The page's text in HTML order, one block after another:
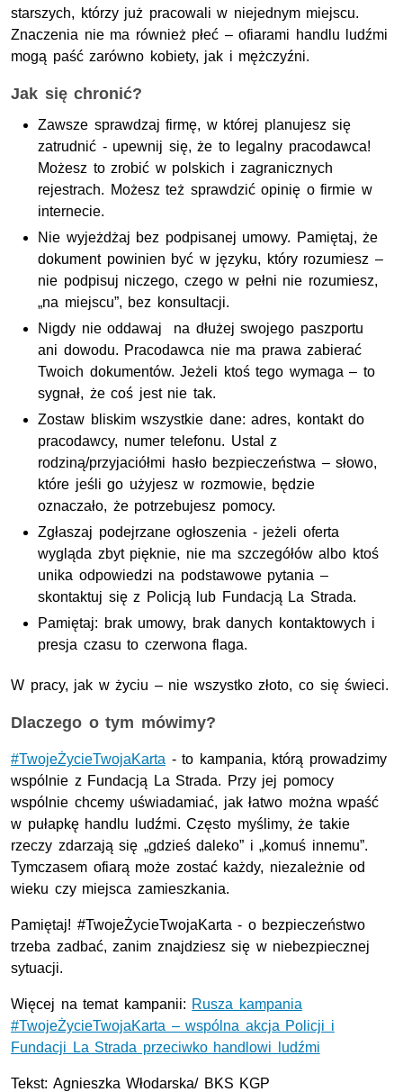
starszych, którzy już pracowali w niejednym miejscu.
Znaczenia nie ma również płeć – ofiarami handlu ludźmi
mogą paść zarówno kobiety, jak i mężczyźni.
Jak się chronić?
Zawsze sprawdzaj firmę, w której planujesz się
zatrudnić - upewnij się, że to legalny pracodawca!
Możesz to zrobić w polskich i zagranicznych
rejestrach. Możesz też sprawdzić opinię o firmie w
internecie.
Nie wyjeżdżaj bez podpisanej umowy. Pamiętaj, że
dokument powinien być w języku, który rozumiesz –
nie podpisuj niczego, czego w pełni nie rozumiesz,
„na miejscu”, bez konsultacji.
Nigdy nie oddawaj na dłużej swojego paszportu
ani dowodu. Pracodawca nie ma prawa zabierać
Twoich dokumentów. Jeżeli ktoś tego wymaga – to
sygnał, że coś jest nie tak.
Zostaw bliskim wszystkie dane: adres, kontakt do
pracodawcy, numer telefonu. Ustal z
rodziną/przyjaciółmi hasło bezpieczeństwa – słowo,
które jeśli go użyjesz w rozmowie, będzie
oznaczało, że potrzebujesz pomocy.
Zgłaszaj podejrzane ogłoszenia - jeżeli oferta
wygląda zbyt pięknie, nie ma szczegółów albo ktoś
unika odpowiedzi na podstawowe pytania –
skontaktuj się z Policją lub Fundacją La Strada.
Pamiętaj: brak umowy, brak danych kontaktowych i
presja czasu to czerwona flaga.
W pracy, jak w życiu – nie wszystko złoto, co się świeci.
Dlaczego o tym mówimy?
#TwojeŻycieTwojaKarta - to kampania, którą prowadzimy
wspólnie z Fundacją La Strada. Przy jej pomocy
wspólnie chcemy uświadamiać, jak łatwo można wpaść
w pułapkę handlu ludźmi. Często myślimy, że takie
rzeczy zdarzają się „gdzieś daleko” i „komuś innemu”.
Tymczasem ofiarą może zostać każdy, niezależnie od
wieku czy miejsca zamieszkania.
Pamiętaj! #TwojeŻycieTwojaKarta - o bezpieczeństwo
trzeba zadbać, zanim znajdziesz się w niebezpiecznej
sytuacji.
Więcej na temat kampanii: Rusza kampania
#TwojeŻycieTwojaKarta – wspólna akcja Policji i
Fundacji La Strada przeciwko handlowi ludźmi
Tekst: Agnieszka Włodarska/ BKS KGP